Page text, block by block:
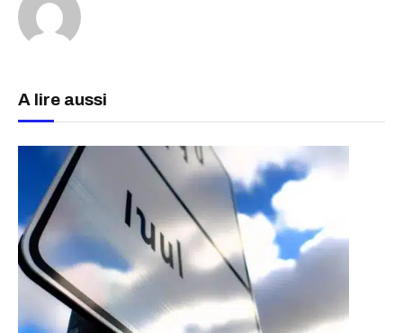
A lire aussi